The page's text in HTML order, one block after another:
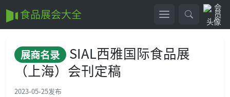
食品展会大全
展商名录 SIAL西雅国际食品展
（上海）会刊定稿
2023-05-25发布